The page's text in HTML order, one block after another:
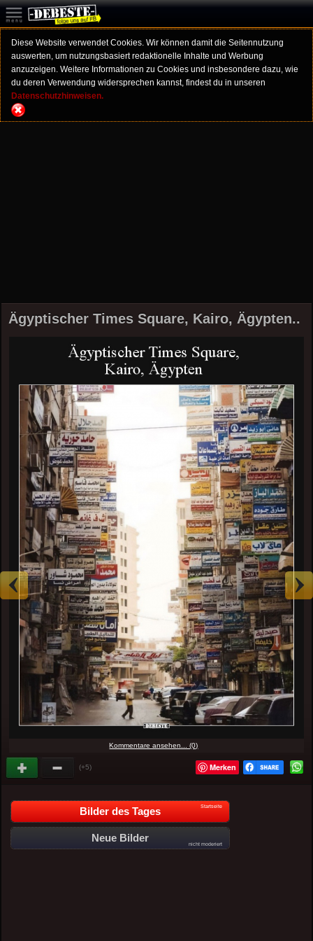
Diese Website verwendet Cookies. Wir können damit die Seitennutzung
auswerten, um nutzungsbasiert redaktionelle Inhalte und Werbung
anzuzeigen. Weitere Informationen zu Cookies und insbesondere dazu, wie
du deren Verwendung widersprechen kannst, findest du in unseren
Datenschutzhinweisen.
Ägyptischer Times Square, Kairo, Ägypten..
Kommentare ansehen... (0)
(+5) Merken
Bilder des Tages Startseite
Neue Bilder
nicht moderiert